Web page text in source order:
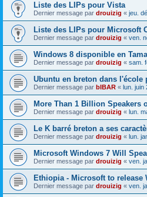
Liste des LIPs pour Vista
Dernier message par drouizig « jeu.
Liste des LIPs pour Microsoft
Dernier message par drouizig « ven.
Windows 8 disponible en
Dernier message par drouizig « sam.
Ubuntu en breton dans l'école
Dernier message par bIBAR « lun. juin
More Than 1 Billion Speakers
Dernier message par drouizig « lun.
Le K barré breton a ses
Dernier message par drouizig « lun.
Microsoft Windows 7 Will
Dernier message par drouizig « ven.
Ethiopia - Microsoft to release
Dernier message par drouizig « ven.